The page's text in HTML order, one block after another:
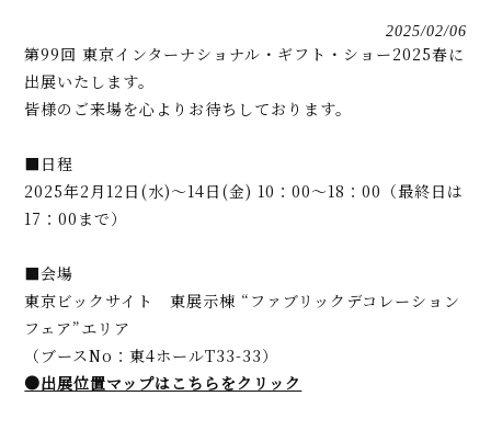
2025/02/06
第99回 東京インターナショナル・ギフト・ショー2025春に
出展いたします。
皆様のご来場を心よりお待ちしております。
■日程
2025年2月12日(水)〜14日(金) 10：00〜18：00（最終日は
17：00まで）
■会場
東京ビックサイト 東展示棟 “ファブリックデコレーション
フェア”エリア
（ブースNo：東4ホールT33-33）
●出展位置マップはこちらをクリック